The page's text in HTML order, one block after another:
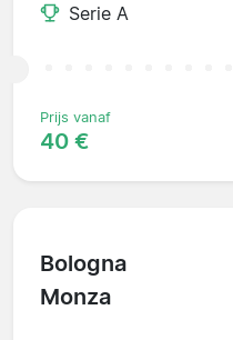
Serie A
Prijs vanaf
40 €
Bologna
Monza